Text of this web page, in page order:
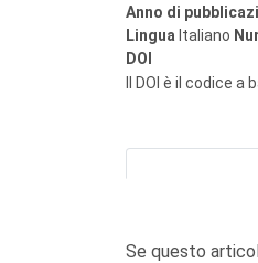
Anno di
Lingua Italiano
DOI
Il DOI è il codice
Se questo